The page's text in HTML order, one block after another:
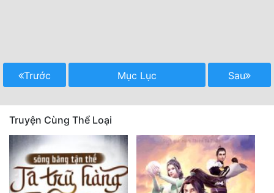
Trước Mục Lục Sau
Truyện Cùng Thể Loại